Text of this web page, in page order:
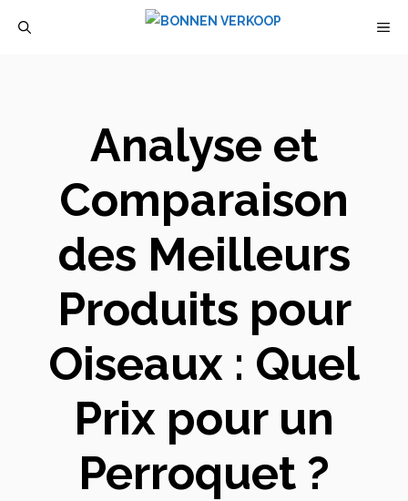
Analyse et
Comparaison
des Meilleurs
Produits pour
Oiseaux : Quel
Prix pour un
Perroquet ?